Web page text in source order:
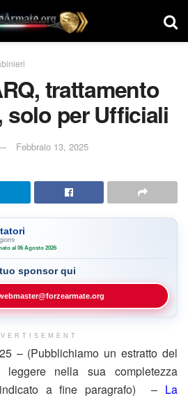
trattamento
per Ufficiali
Febbraio 13, 2025
al 06 Agosto 2026
sponsor qui
– (Pubblichiamo un estratto del
nella sua completezza
a fine paragrafo) – La